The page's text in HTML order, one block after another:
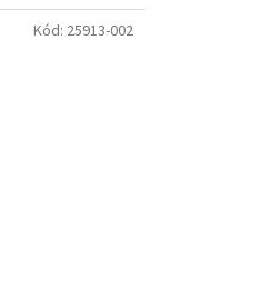
Kód: 25913-002